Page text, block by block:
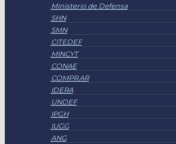
Ministerio de Defensa
SHN
SMN
CITEDEF
MINCYT
CONAE
COMPR.AR
IDERA
UNDEF
IPGH
IUGG
ANG